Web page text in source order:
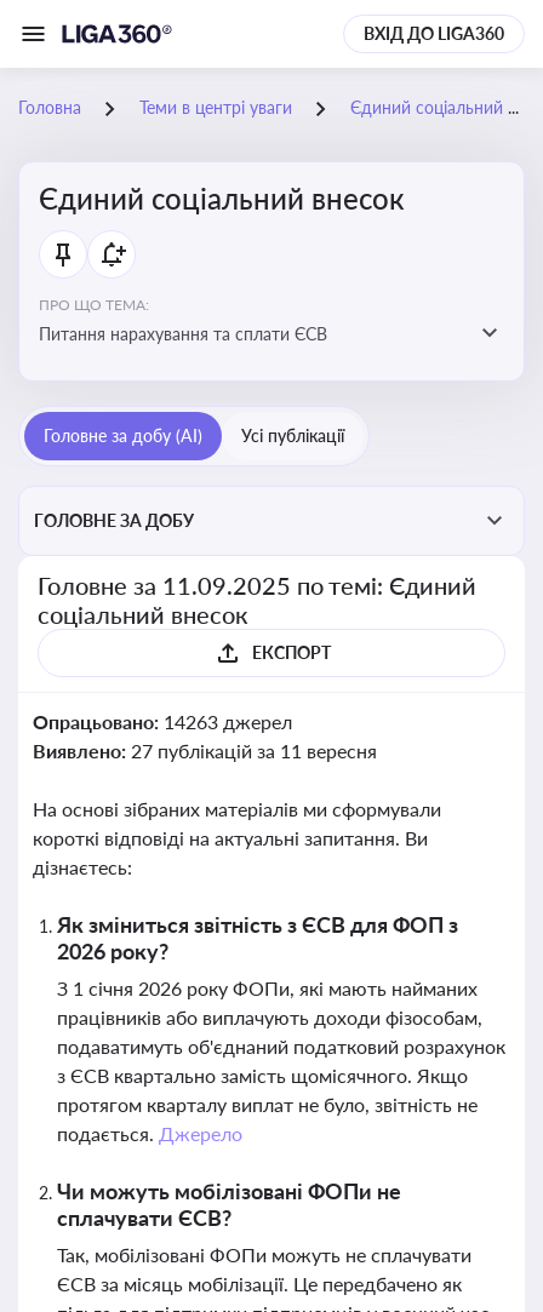
ВХІД ДО LIGA360
Головна Теми в центрі уваги Єдиний соціальний внесок
Єдиний соціальний внесок
ПРО ЩО ТЕМА:
Питання нарахування та сплати ЄСВ
Головне за добу (AI) Усі публікації
ГОЛОВНЕ ЗА ДОБУ
Головне за 11.09.2025 по темі: Єдиний
соціальний внесок
ЕКСПОРТ
Опрацьовано: 14263 джерел
Виявлено: 27 публікацій за 11 вересня
На основі зібраних матеріалів ми сформували
короткі відповіді на актуальні запитання. Ви
дізнаєтесь:
Як зміниться звітність з ЄСВ для ФОП з
2026 року?
З 1 січня 2026 року ФОПи, які мають найманих
працівників або виплачують доходи фізособам,
подаватимуть об'єднаний податковий розрахунок
з ЄСВ квартально замість щомісячного. Якщо
протягом кварталу виплат не було, звітність не
подається. Джерело
Чи можуть мобілізовані ФОПи не
сплачувати ЄСВ?
Так, мобілізовані ФОПи можуть не сплачувати
ЄСВ за місяць мобілізації. Це передбачено як